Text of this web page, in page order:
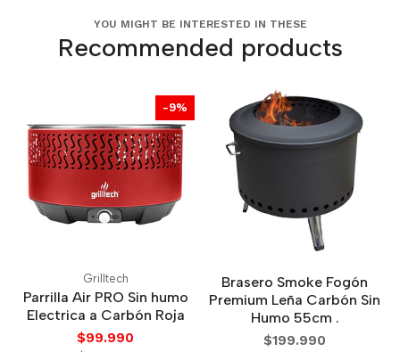
YOU MIGHT BE INTERESTED IN THESE
Recommended products
-9%
Grilltech
Parrilla Air PRO Sin humo
Electrica a Carbón Roja
$99.990
Brasero Smoke Fogón
Premium Leña Carbón Sin
Humo 55cm .
$199.990